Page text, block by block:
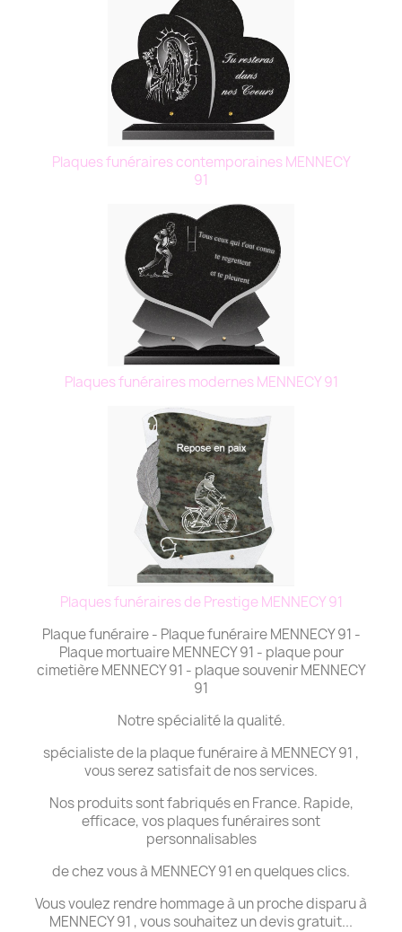
Plaques funéraires contemporaines MENNECY
91
Plaques funéraires modernes MENNECY 91
Plaques funéraires de Prestige MENNECY 91
Plaque funéraire - Plaque funéraire MENNECY 91 -
Plaque mortuaire MENNECY 91 - plaque pour
cimetière MENNECY 91 - plaque souvenir MENNECY
91
Notre spécialité la qualité.
spécialiste de la plaque funéraire à MENNECY 91 ,
vous serez satisfait de nos services.
Nos produits sont fabriqués en France. Rapide,
efficace, vos plaques funéraires sont
personnalisables
de chez vous à MENNECY 91 en quelques clics.
Vous voulez rendre hommage à un proche disparu à
MENNECY 91 , vous souhaitez un devis gratuit...